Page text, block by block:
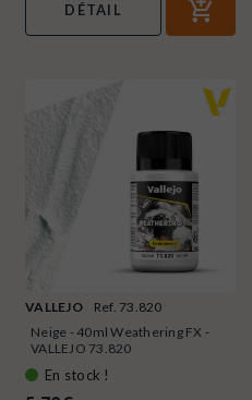
DÉTAIL
VALLEJO
Ref. 73.820
Neige - 40ml Weathering FX -
VALLEJO 73.820
En stock !